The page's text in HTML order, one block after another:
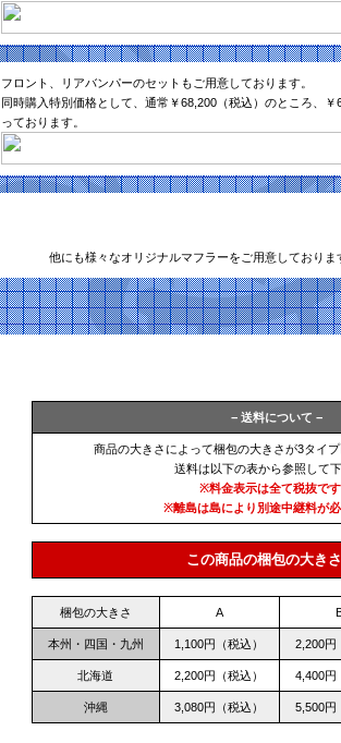
フロント、リアバンパーのセットもご用意しております。
同時購入特別価格として、通常￥68,200（税込）のところ、
っております。
他にも様々なオリジナルマフラーをご用意しておりま
− 送料について −
商品の大きさによって梱包の大きさが3タイプ
送料は以下の表から参照して下
※料金表示は全て税抜です
※離島は島により別途中継料が必
この商品の梱包の大き
梱包の大きさ A
本州・四国・九州 1,100円（税込） 2,200円
北海道 2,200円（税込） 4,400円
沖縄 3,080円（税込） 5,500円